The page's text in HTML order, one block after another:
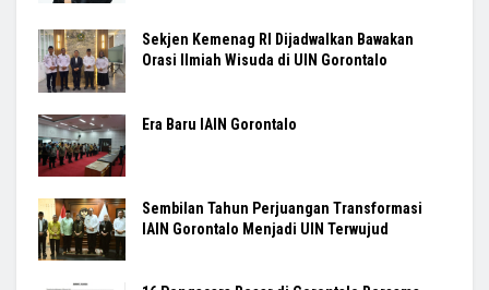
Sekjen Kemenag RI Dijadwalkan Bawakan
Orasi Ilmiah Wisuda di UIN Gorontalo
Era Baru IAIN Gorontalo
Sembilan Tahun Perjuangan Transformasi
IAIN Gorontalo Menjadi UIN Terwujud